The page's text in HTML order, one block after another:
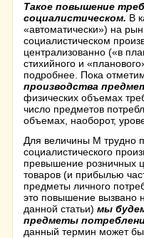
Такое повышение
социалистическом. В
«автоматически») на
социалистическом
централизованно («в
стихийного и
подробнее. Пока
производства
физических объемах
число предметов
объемах, наоборот,
Для величины М трудно
социалистического
превышение розничных
товаров (и прибылью
предметы личного
это повышение вызвано
данной статьи) мы
предметы
данный термин может